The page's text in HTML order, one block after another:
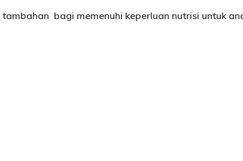
bagi memenuhi keperluan nutrisi untuk